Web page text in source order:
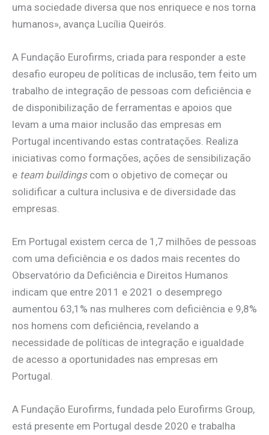
uma sociedade diversa que nos enriquece e nos torna
humanos», avança Lucília Queirós.
A Fundação Eurofirms, criada para responder a este
desafio europeu de políticas de inclusão, tem feito um
trabalho de integração de pessoas com deficiência e
de disponibilização de ferramentas e apoios que
levam a uma maior inclusão das empresas em
Portugal incentivando estas contratações. Realiza
iniciativas como formações, ações de sensibilização
e team buildingscom o objetivo de começar ou
solidificar a cultura inclusiva e de diversidade das
empresas.
Em Portugal existem cerca de 1,7 milhões de pessoas
com uma deficiência e os dados mais recentes do
Observatório da Deficiência e Direitos Humanos
indicam que entre 2011 e 2021 o desemprego
aumentou 63,1% nas mulheres com deficiência e 9,8%
nos homens com deficiência, revelando a
necessidade de políticas de integração e igualdade
de acesso a oportunidades nas empresas em
Portugal.
A Fundação Eurofirms, fundada pelo Eurofirms Group,
está presente em Portugal desde 2020 e trabalha